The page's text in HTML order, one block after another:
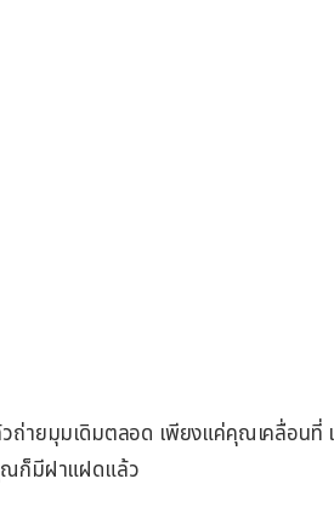
วถ่ายมุมเดิมตลอด เพียงแค่คุณเคลื่อน
ณก็มีฝาแฝดแล้ว